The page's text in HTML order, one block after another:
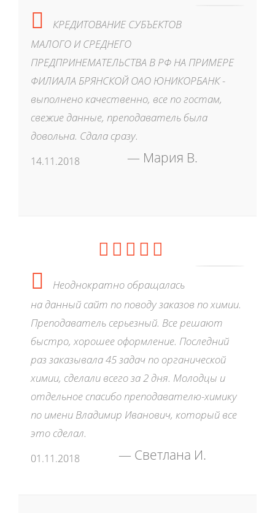
КРЕДИТОВАНИЕ СУБЪЕКТОВ
МАЛОГО И СРЕДНЕГО
ПРЕДПРИНЕМАТЕЛЬСТВА В РФ НА ПРИМЕРЕ
ФИЛИАЛА БРЯНСКОЙ ОАО ЮНИКОРБАНК -
выполнено качественно, все по гостам,
свежие данные, преподаватель была
довольна. Сдала сразу.
14.11.2018 Мария В.
Неоднократно обращалась
на данный сайт по поводу заказов по химии.
Преподаватель серьезный. Все решают
быстро, хорошее оформление. Последний
раз заказывала 45 задач по органической
химии, сделали всего за 2 дня. Молодцы и
отдельное спасибо преподавателю-химику
по имени Владимир Иванович, который все
это сделал.
01.11.2018 Светлана И.